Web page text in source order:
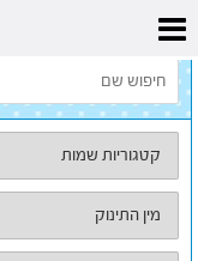
דף הבית